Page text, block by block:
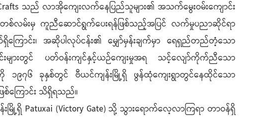
သည် လာအိုကျေးလက်နေပြည်သူများ၏ အသက်မွေးဝမ်းကျောင်း
စ်လမ်းမှ ကူညီဆောင်ရွက်ပေးရန်ဖြစ်သည့်အပြင် လက်မှုပညာဆိုင်ရာ
က်ရှိကြောင်း၊ အဆိုပါလုပ်ငန်း၏ မျှော်မှန်းချက်မှာ ရေရှည်တည်တံ့သော
များတွင် ပတ်ဝန်းကျင်နှင့်ယဉ်ကျေးမှုအရ သင့်လျော်ကိုက်ညီသော
ကို ၁၉၇၆ ခုနှစ်တွင် ဗီယင်ကျန်းမြို့ရှိ ဖွန်ထုံကျေးရွာတွင်နေထိုင်သော
စ်ကြောင်း သိရှိရသည်။
Patuxai (Victory Gate) သို့ သွားရောက်လေ့လာကြရာ တာဝန်ရှိ